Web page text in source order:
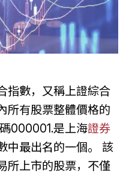
指數，又稱上證綜合
所有股票整體價格的
000001.是上海證券
中最出名的一個。 該
所上市的股票，不僅